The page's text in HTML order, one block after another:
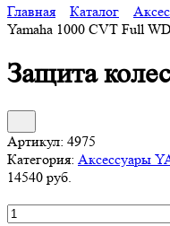
Главная
Каталог
Yamaha 1000 CVT Full
Защита
Артикул: 4975
Категория: Аксессуары
14540 руб.